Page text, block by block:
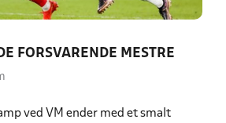
FORSVARENDE MESTRE
ved VM ender med et smalt